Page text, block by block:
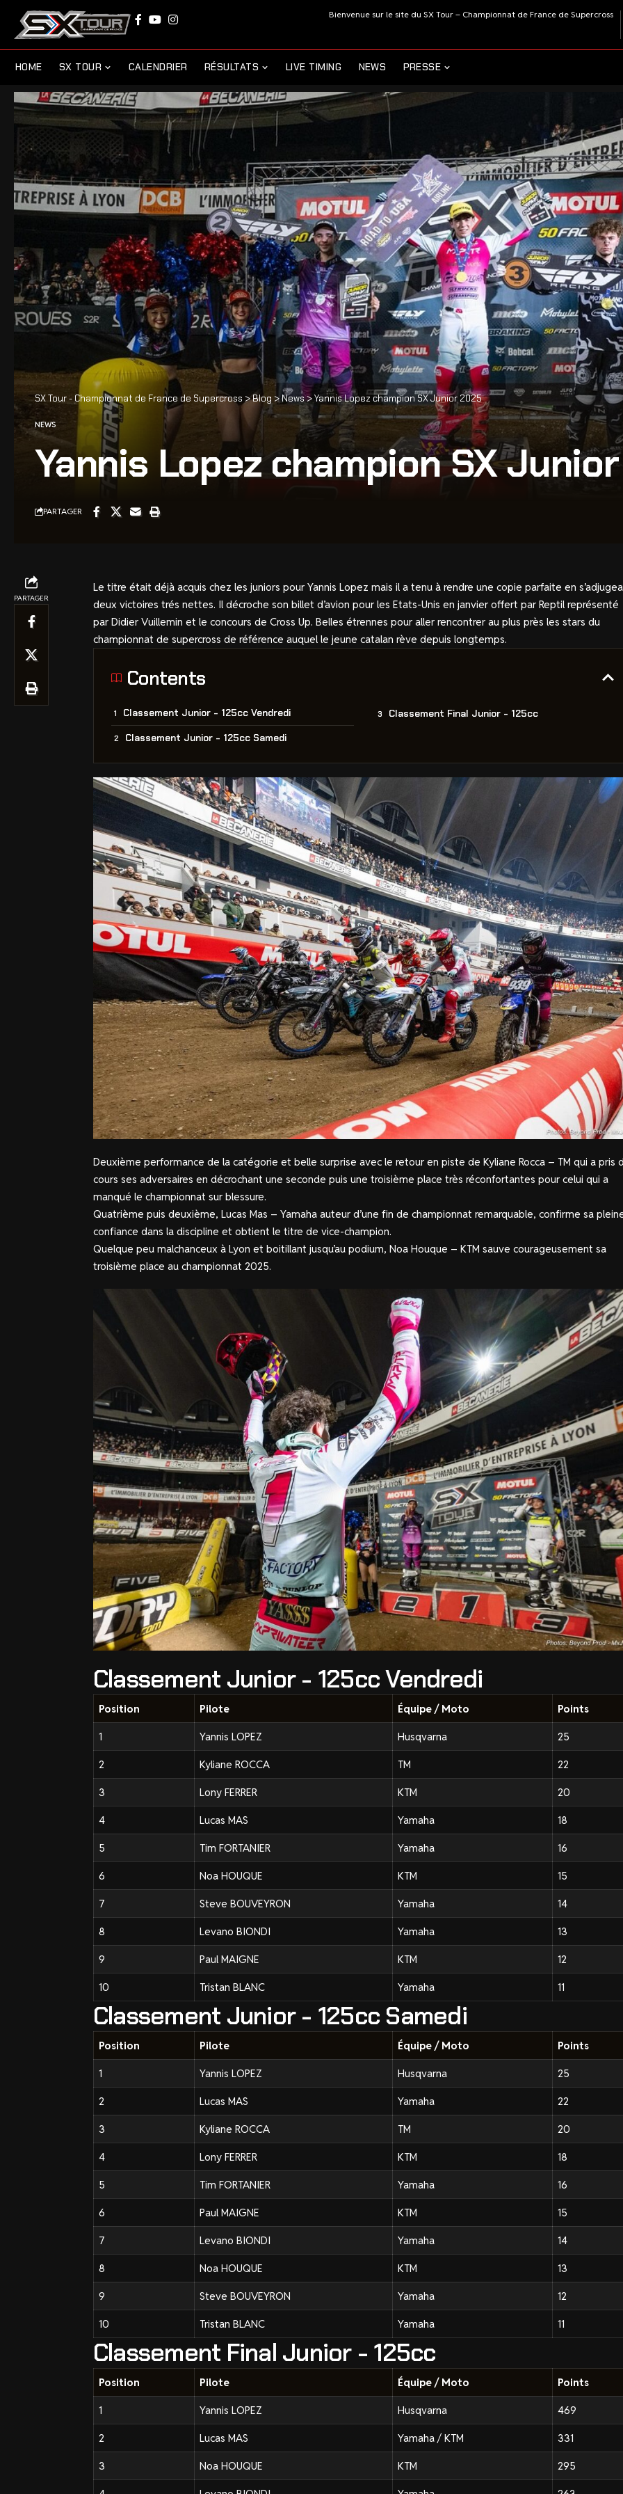
Bienvenue sur le site du SX Tour – Championnat de France de Supercross
HOME SX TOUR CALENDRIER RÉSULTATS LIVE TIMING NEWS PRESSE
SX Tour - Championnat de France de Supercross >Blog >News>Yannis Lopez champion SX Junior 2025
NEWS
Yannis Lopez champion SX
PARTAGER
PARTAGER
Le titre était déjà acquis chez les juniors pour Yannis Lopez mais il a tenu à rendre une copie parfaite en
deux victoires trés nettes. Il décroche son billet d’avion pour les Etats-Unis en janvier offert par Reptil représenté
par Didier Vuillemin et le concours de Cross Up. Belles étrennes pour aller rencontrer au plus près les stars du
championnat de supercross de référence auquel le jeune catalan rève depuis longtemps.
Contents
Classement Junior - 125cc Vendredi
Classement Junior - 125cc Samedi
Classement Final Junior - 125cc
Deuxième performance de la catégorie et belle surprise avec le retour en piste de Kyliane Rocca – TM qui a pris
cours ses adversaires en décrochant une seconde puis une troisième place très réconfortantes pour celui qui a
manqué le championnat sur blessure.
Quatrième puis deuxième, Lucas Mas – Yamaha auteur d’une fin de championnat remarquable, confirme sa
confiance dans la discipline et obtient le titre de vice-champion.
Quelque peu malchanceux à Lyon et boitillant jusqu’au podium, Noa Houque – KTM sauve courageusement sa
troisième place au championnat 2025.
Classement Junior - 125cc Vendredi
Position Pilote Équipe / Moto Points
1 Yannis LOPEZ Husqvarna 25
2 Kyliane ROCCA TM 22
3 Lony FERRER KTM 20
4 Lucas MAS Yamaha 18
5 Tim FORTANIER Yamaha 16
6 Noa HOUQUE KTM 15
7 Steve BOUVEYRON Yamaha 14
8 Levano BIONDI Yamaha 13
9 Paul MAIGNE KTM 12
10 Tristan BLANC Yamaha 11
Classement Junior - 125cc Samedi
Position Pilote Équipe / Moto Points
1 Yannis LOPEZ Husqvarna 25
2 Lucas MAS Yamaha 22
3 Kyliane ROCCA TM 20
4 Lony FERRER KTM 18
5 Tim FORTANIER Yamaha 16
6 Paul MAIGNE KTM 15
7 Levano BIONDI Yamaha 14
8 Noa HOUQUE KTM 13
9 Steve BOUVEYRON Yamaha 12
10 Tristan BLANC Yamaha 11
Classement Final Junior - 125cc
Position Pilote Équipe / Moto Points
1 Yannis LOPEZ Husqvarna 469
2 Lucas MAS Yamaha / KTM 331
3 Noa HOUQUE KTM 295